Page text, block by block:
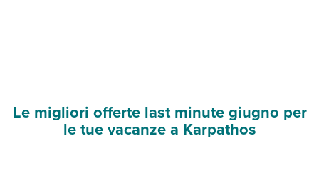
Le migliori offerte last minute giugno per
le tue vacanze a Karpathos